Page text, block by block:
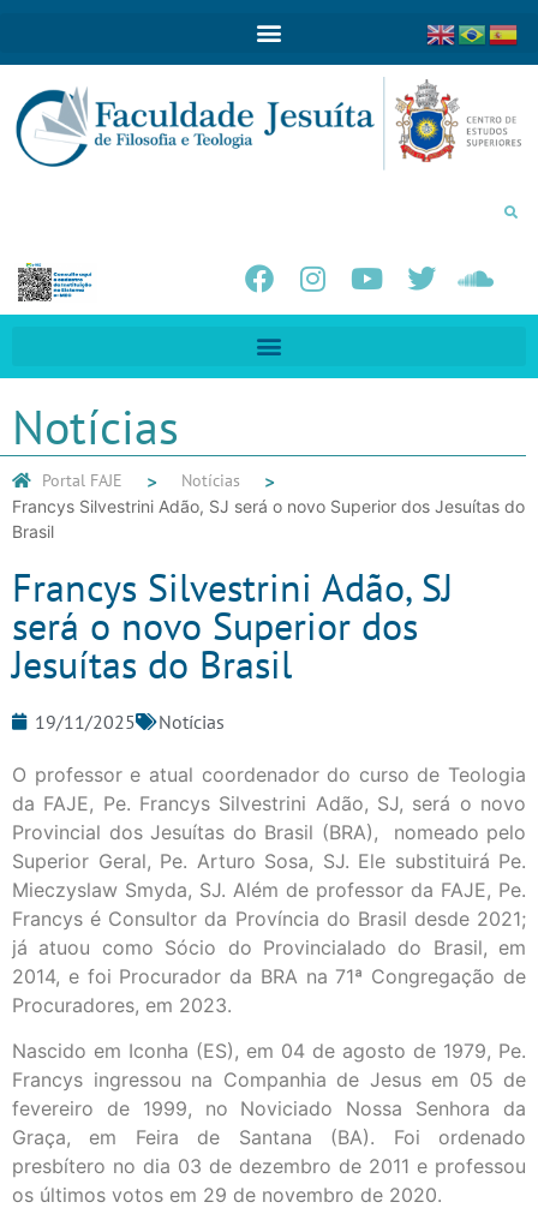
Notícias
Portal FAJE Notícias
Francys Silvestrini Adão, SJ será o novo Superior dos Jesuítas do
Brasil
Francys Silvestrini Adão, SJ
será o novo Superior dos
Jesuítas do Brasil
19/11/2025 Notícias
O professor e atual coordenador do curso de Teologia
da FAJE, Pe. Francys Silvestrini Adão, SJ, será o novo
Provincial dos Jesuítas do Brasil (BRA), nomeado pelo
Superior Geral, Pe. Arturo Sosa, SJ. Ele substituirá Pe.
Mieczyslaw Smyda, SJ. Além de professor da FAJE, Pe.
Francys é Consultor da Província do Brasil desde 2021;
já atuou como Sócio do Provincialado do Brasil, em
2014, e foi Procurador da BRA na 71ª Congregação de
Procuradores, em 2023.
Nascido em Iconha (ES), em 04 de agosto de 1979, Pe.
Francys ingressou na Companhia de Jesus em 05 de
fevereiro de 1999, no Noviciado Nossa Senhora da
Graça, em Feira de Santana (BA). Foi ordenado
presbítero no dia 03 de dezembro de 2011 e professou
os últimos votos em 29 de novembro de 2020.